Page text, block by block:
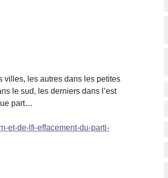
villes, les autres dans les petites
le sud, les derniers dans l’est
part…
et-de-lfi-effacement-du-parti-